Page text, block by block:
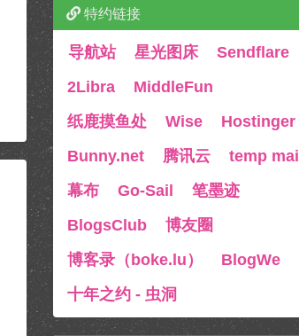
特约链接
导航站 星光图床
Sendflare
2Libra
MiddleFun
纸鹿摸鱼处
Wise
Hostinger
Bunny.net
腾讯云
temp mail
幕布
Go-Sail
笔墨迹
BlogsClub
博友圈
博客录（boke.lu）
BlogWe
十年之约 - 虫洞